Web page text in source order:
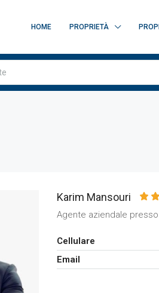
HOME PROPRIETÀ
Karim Mansouri
Agente aziendale presso
Cellulare
Email